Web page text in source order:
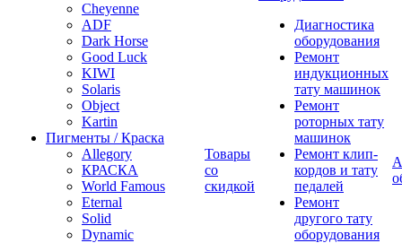
Cheyenne
ADF
Dark Horse
Good Luck
KIWI
Solaris
Object
Kartin
Пигменты / Краска
Allegory
КРАСКА
World Famous
Eternal
Solid
Dynamic
Товары
со
скидкой
Диагностика
оборудования
Ремонт
индукционных
тату машинок
Ремонт
роторных тату
машинок
Ремонт клип-
кордов и тату
педалей
Ремонт
другого тату
оборудования